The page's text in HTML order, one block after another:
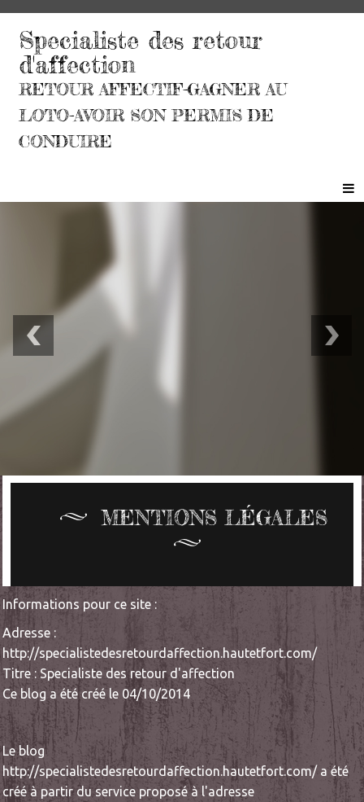
Specialiste des retour
d'affection
RETOUR AFFECTIF-GAGNER AU
LOTO-AVOIR SON PERMIS DE
CONDUIRE
MENTIONS LÉGALES
Informations pour ce site :
Adresse :
http://specialistedesretourdaffection.hautetfort.com/
Titre : Specialiste des retour d'affection
Ce blog a été créé le 04/10/2014
Le blog
http://specialistedesretourdaffection.hautetfort.com/ a été
créé à partir du service proposé à l'adresse